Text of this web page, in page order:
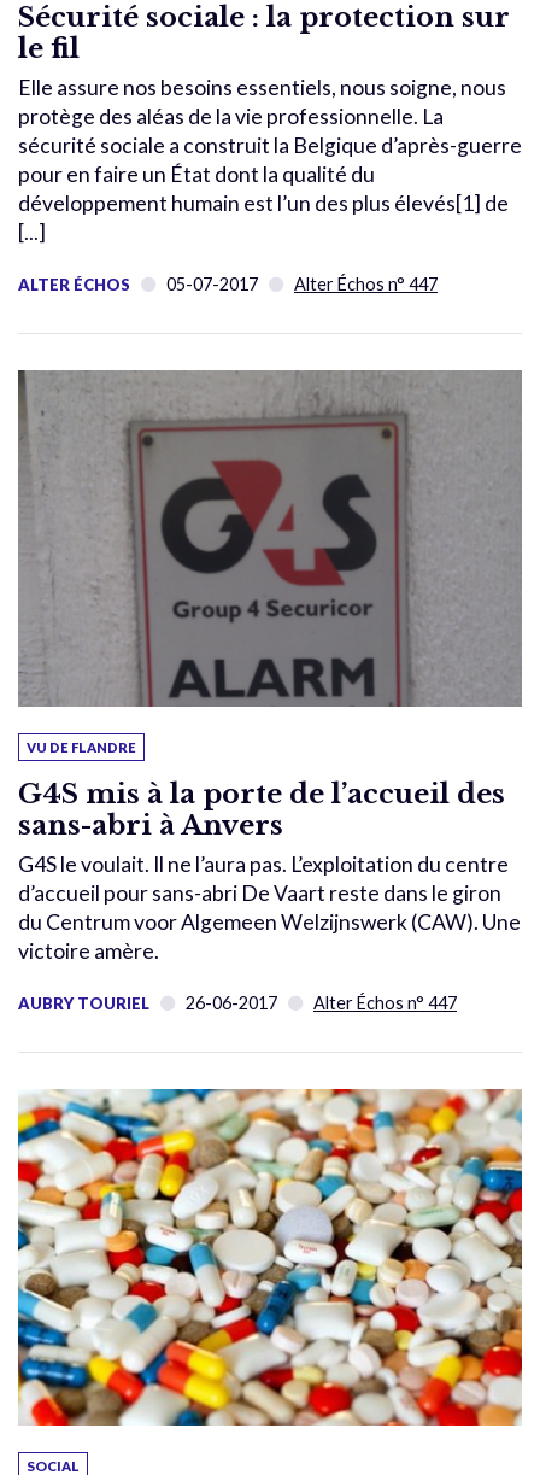
Sécurité sociale : la protection sur
le fil
Elle assure nos besoins essentiels, nous soigne, nous
protège des aléas de la vie professionnelle. La
sécurité sociale a construit la Belgique d’après-guerre
pour en faire un État dont la qualité du
développement humain est l’un des plus élevés[1] de
[...]
ALTER ÉCHOS 05-07-2017 Alter Échos n° 447
VU DE FLANDRE
G4S mis à la porte de l’accueil des
sans-abri à Anvers
G4S le voulait. Il ne l’aura pas. L’exploitation du centre
d’accueil pour sans-abri De Vaart reste dans le giron
du Centrum voor Algemeen Welzijnswerk (CAW). Une
victoire amère.
AUBRY TOURIEL 26-06-2017 Alter Échos n° 447
SOCIAL